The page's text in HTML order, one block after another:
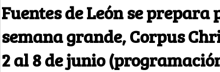
Fuentes de León se prepara
semana grande, Corpus
2 al 8 de junio